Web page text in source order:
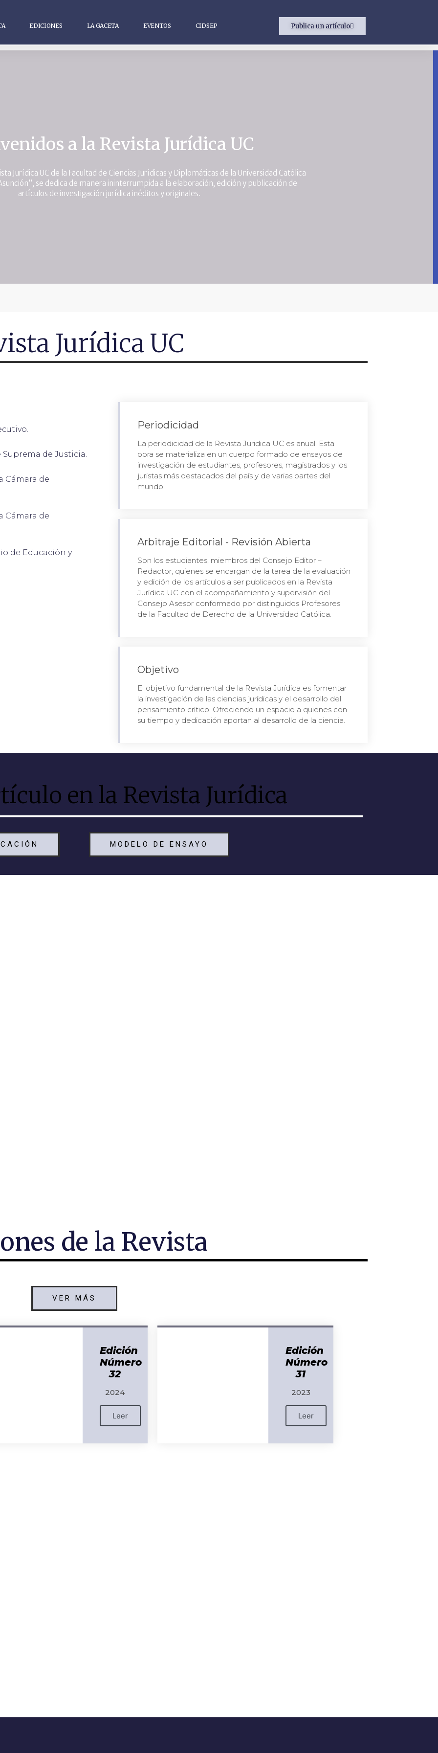
EDICIONES LA GACETA EVENTOS CIDSEP Publica un artículo
a la Revista Jurídica UC
Jurídica UC de la Facultad de Ciencias Jurídicas y Diplomáticas de la Universidad Católica
se dedica de manera ininterrumpida a la elaboración, edición y publicación de
artículos de investigación jurídica inéditos y originales.
Jurídica UC
de Justicia.
Cámara de
Cámara de
de Educación y
Periodicidad
La periodicidad de la Revista Juridica UC es anual. Esta
obra se materializa en un cuerpo formado de ensayos de
investigación de estudiantes, profesores, magistrados y los
juristas más destacados del país y de varias partes del
mundo.
Arbitraje Editorial - Revisión Abierta
Son los estudiantes, miembros del Consejo Editor –
Redactor, quienes se encargan de la tarea de la evaluación
y edición de los artículos a ser publicados en la Revista
Jurídica UC con el acompañamiento y supervisión del
Consejo Asesor conformado por distinguidos Profesores
de la Facultad de Derecho de la Universidad Católica.
Objetivo
El objetivo fundamental de la Revista Jurídica es fomentar
la investigación de las ciencias jurídicas y el desarrollo del
pensamiento crítico. Ofreciendo un espacio a quienes con
su tiempo y dedicación aportan al desarrollo de la ciencia.
en la Revista Jurídica
MODELO DE ENSAYO
de la Revista
VER MÁS
Edición
Número
32
2024
Leer
Edición
Número
31
2023
Leer